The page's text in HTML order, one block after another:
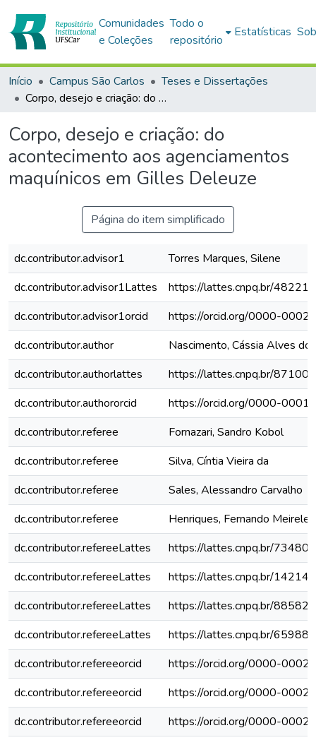
Comunidades
e Coleções
Todo o
repositório
Estatísticas
Início Campus São Carlos
Teses e Dissertações
Corpo, desejo e criação: do acontecimento aos agenciamentos maquínicos em Gilles Deleuze
Corpo, desejo e criação: do
acontecimento aos agenciamentos
maquínicos em Gilles Deleuze
Página do item simplificado
dc.contributor.advisor1
Torres Marques, Silene
dc.contributor.advisor1Lattes
https://lattes.cnpq.br/
dc.contributor.advisor1orcid
https://orcid.org/0000-
dc.contributor.author
Nascimento, Cássia Alves do
dc.contributor.authorlattes
https://lattes.cnpq.br/
dc.contributor.authororcid
https://orcid.org/0000-
dc.contributor.referee
Fornazari, Sandro Kobol
dc.contributor.referee
Silva, Cíntia Vieira da
dc.contributor.referee
Sales, Alessandro Carvalho
dc.contributor.referee
Henriques, Fernando
dc.contributor.refereeLattes
https://lattes.cnpq.br/
dc.contributor.refereeLattes
https://lattes.cnpq.br/
dc.contributor.refereeLattes
https://lattes.cnpq.br/
dc.contributor.refereeLattes
https://lattes.cnpq.br/
dc.contributor.refereeorcid
https://orcid.org/0000-
dc.contributor.refereeorcid
https://orcid.org/0000-
dc.contributor.refereeorcid
https://orcid.org/0000-